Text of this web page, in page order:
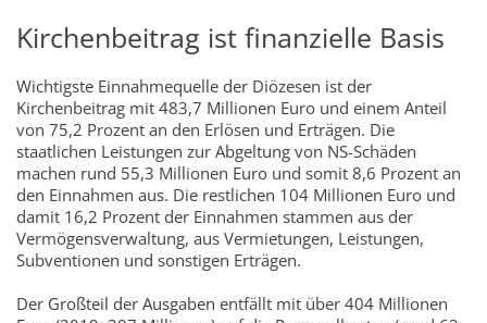
Kirchenbeitrag ist finanzielle Basis
Wichtigste Einnahmequelle der Diözesen ist der
Kirchenbeitrag mit 483,7 Millionen Euro und einem Anteil
von 75,2 Prozent an den Erlösen und Erträgen. Die
staatlichen Leistungen zur Abgeltung von NS-Schäden
machen rund 55,3 Millionen Euro und somit 8,6 Prozent an
den Einnahmen aus. Die restlichen 104 Millionen Euro und
damit 16,2 Prozent der Einnahmen stammen aus der
Vermögensverwaltung, aus Vermietungen, Leistungen,
Subventionen und sonstigen Erträgen.
Der Großteil der Ausgaben entfällt mit über 404 Millionen